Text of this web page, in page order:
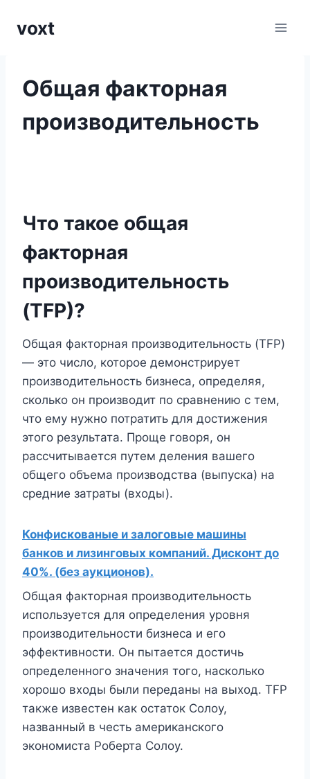
voxt
Общая факторная
производительность
Что такое общая
факторная
производительность
(TFP)?
Общая факторная производительность (TFP)
— это число, которое демонстрирует
производительность бизнеса, определяя,
сколько он производит по сравнению с тем,
что ему нужно потратить для достижения
этого результата. Проще говоря, он
рассчитывается путем деления вашего
общего объема производства (выпуска) на
средние затраты (входы).
Конфискованые и залоговые машины
банков и лизинговых компаний. Дисконт до
40%. (без аукционов).
Общая факторная производительность
используется для определения уровня
производительности бизнеса и его
эффективности. Он пытается достичь
определенного значения того, насколько
хорошо входы были переданы на выход. TFP
также известен как остаток Солоу,
названный в честь американского
экономиста Роберта Солоу.